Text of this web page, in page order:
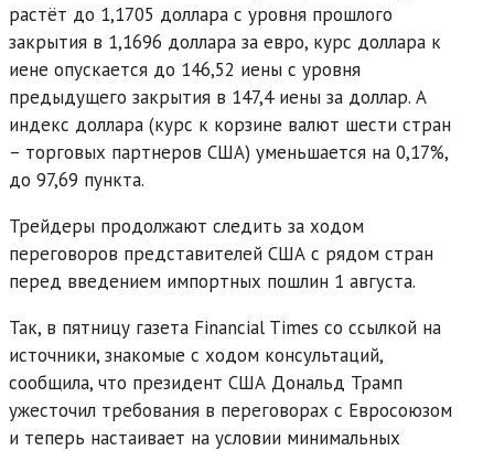
растёт до 1,1705 доллара с уровня прошлого
закрытия в 1,1696 доллара за евро, курс доллара к
иене опускается до 146,52 иены с уровня
предыдущего закрытия в 147,4 иены за доллар. А
индекс доллара (курс к корзине валют шести стран
– торговых партнеров США) уменьшается на 0,17%,
до 97,69 пункта.
Трейдеры продолжают следить за ходом
переговоров представителей США с рядом стран
перед введением импортных пошлин 1 августа.
Так, в пятницу газета Financial Times со ссылкой на
источники, знакомые с ходом консультаций,
сообщила, что президент США Дональд Трамп
ужесточил требования в переговорах с Евросоюзом
и теперь настаивает на условии минимальных